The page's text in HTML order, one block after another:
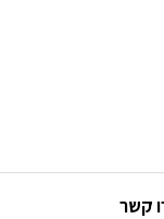
קשר